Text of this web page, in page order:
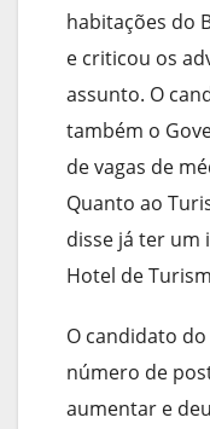
habitações do
e criticou os
assunto. O
também o
de vagas de
Quanto ao
disse já ter um
Hotel de
O candidato
número de
aumentar e